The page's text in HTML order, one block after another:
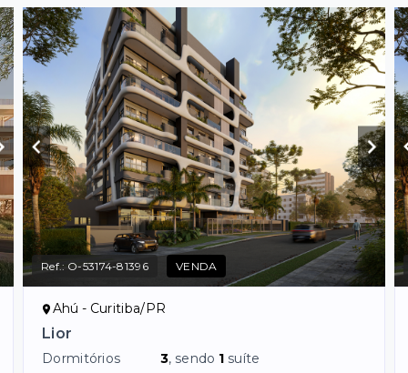
Ref.: O-53174-81396 VENDA
Ahú - Curitiba/PR
Lior
Dormitórios 3, sendo 1 suíte